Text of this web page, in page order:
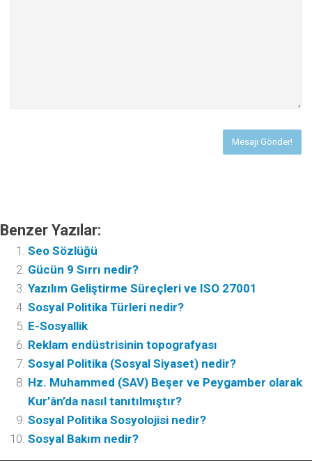
Benzer Yazılar:
Seo Sözlüğü
Gücün 9 Sırrı nedir?
Yazılım Geliştirme Süreçleri ve ISO 27001
Sosyal Politika Türleri nedir?
E-Sosyallik
Reklam endüstrisinin topografyası
Sosyal Politika (Sosyal Siyaset) nedir?
Hz. Muhammed (SAV) Beşer ve Peygamber olarak
Kur’ân’da nasıl tanıtılmıştır?
Sosyal Politika Sosyolojisi nedir?
Sosyal Bakım nedir?